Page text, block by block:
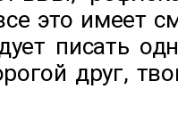
это имеет
писать
друг,